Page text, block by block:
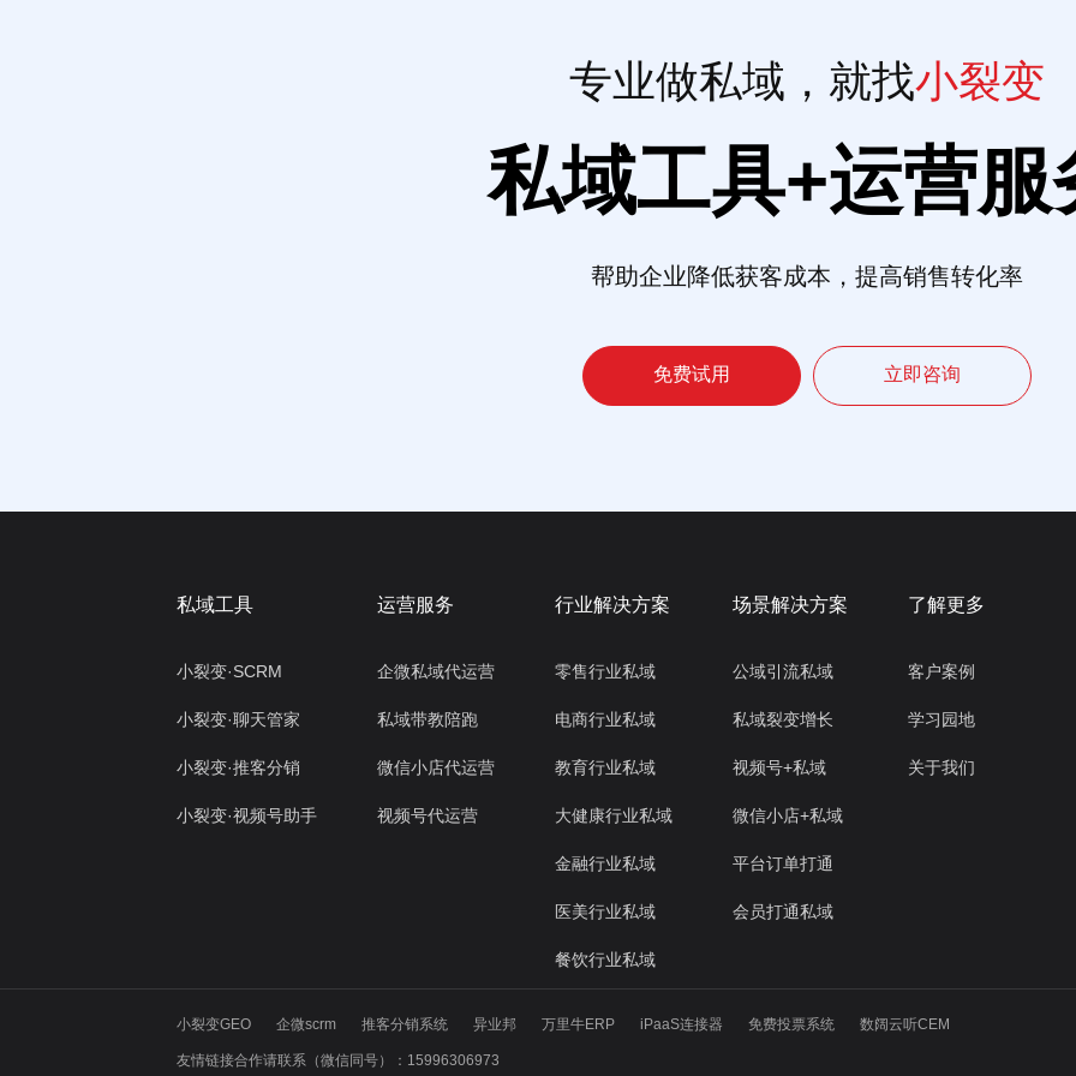
专业做私域，就找小裂变
私域工具+运营服
帮助企业降低获客成本，提高销售转化率
免费试用 立即咨询
私域工具
小裂变·SCRM
小裂变·聊天管家
小裂变·推客分销
小裂变·视频号助手
运营服务
企微私域代运营
私域带教陪跑
微信小店代运营
视频号代运营
行业解决方案
零售行业私域
电商行业私域
教育行业私域
大健康行业私域
金融行业私域
医美行业私域
餐饮行业私域
场景解决方案
公域引流私域
私域裂变增长
视频号+私域
微信小店+私域
平台订单打通
会员打通私域
了解更多
客户案例
学习园地
关于我们
小裂变GEO 企微scrm 推客分销系统 异业邦 万里牛ERP iPaaS连接器 免费投票系统 数阔云听CEM
友情链接合作请联系（微信同号）：15996306973